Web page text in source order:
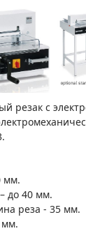
резак с
мм.
до 40 мм.
реза - 35 мм.
мм.